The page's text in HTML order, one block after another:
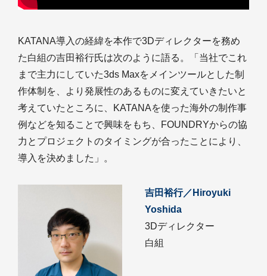
KATANA導入の経緯を本作で3Dディレクターを務め
た白組の吉田裕行氏は次のように語る。「当社でこれ
まで主力にしていた3ds Maxをメインツールとした制
作体制を、より発展性のあるものに変えていきたいと
考えていたところに、KATANAを使った海外の制作事
例などを知ることで興味をもち、FOUNDRYからの協
力とプロジェクトのタイミングが合ったことにより、
導入を決めました」。
吉田裕行／Hiroyuki
Yoshida
3Dディレクター
白組